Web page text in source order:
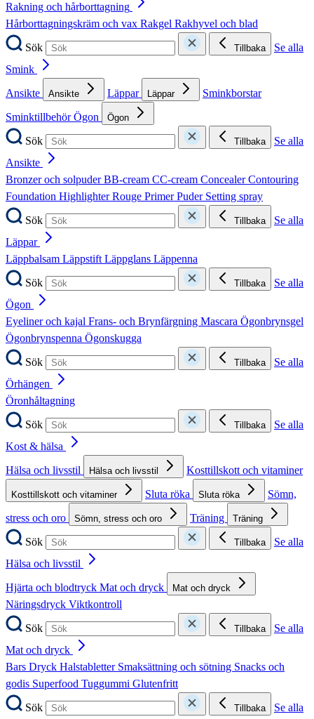
Rakning och hårborttagning
Hårborttagningskräm och vax Rakgel Rakhyvel och blad
Sök
Tillbaka
Se alla
Smink
Ansikte
Ansikte Läppar Läppar
Sminkborstar
SminktillbehörÖgon Ögon
Sök Tillbaka
Se alla
Ansikte
Bronzer och solpuderBB-cream CC-cream ConcealerContouring
Foundation HighlighterRouge PrimerPuder Setting spray
Sök
Tillbaka
Se alla
Läppar
Läppbalsam LäppstiftLäppglans Läppenna
Sök
Tillbaka
Se alla
Ögon
Eyeliner och kajal Frans- och Brynfärgning Mascara Ögonbrynsgel
Ögonbrynspenna Ögonskugga
Sök
Tillbaka
Se alla
Örhängen
Öronhåltagning
Sök
Tillbaka
Se alla
Kost & hälsa
Hälsa och livsstil
Hälsa och livsstil Kosttillskott och vitaminer
Kosttillskott och vitaminer Sluta röka Sluta röka
Sömn,
stress och oro
Sömn, stress och oro Träning Träning
Sök Tillbaka
Se alla
Hälsa och livsstil
Hjärta och blodtryck Mat och dryck Mat och dryck
Näringsdryck Viktkontroll
Sök
Tillbaka
Se alla
Mat och dryck
Bars Dryck Halstabletter Smaksättning och sötning Snacks och
godis Superfood Tuggummi Glutenfritt
Sök
Tillbaka
Se alla